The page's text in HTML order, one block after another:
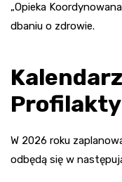
„Opieka
dbaniu o zdrowie.
W 2026 roku
odbędą się w